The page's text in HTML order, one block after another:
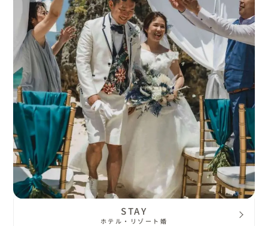
STAY
ホテル・リゾート婚